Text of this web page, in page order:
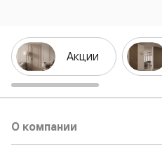
Акции
О компании